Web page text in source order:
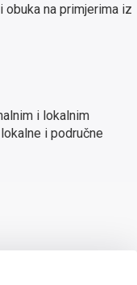
obuka na primjerima iz
i lokalnim
i područne